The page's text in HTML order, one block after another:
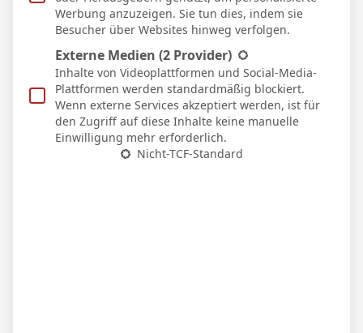
BVB – Netradio: Das Webradio von Borussia
7. Mai 2026
Werbung anzuzeigen. Sie tun dies, indem sie
Besucher über Websites hinweg verfolgen.
Externe Medien (2 Provider)
Inhalte von Videoplattformen und Social-Media-
Plattformen werden standardmäßig blockiert.
Wenn externe Services akzeptiert werden, ist für
den Zugriff auf diese Inhalte keine manuelle
Einwilligung mehr erforderlich.
Nicht-TCF-Standard